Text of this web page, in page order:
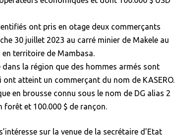
ont pris en otage deux commerçants
30 juillet 2023 au carré minier de Makele au
territoire de Mambasa.
la région que des hommes armés sont
atteint un commerçant du nom de KASERO.
en brousse connu sous le nom de DG alias 2
forêt et 100.000 $ de rançon.
sur la venue de la secrétaire d’Etat